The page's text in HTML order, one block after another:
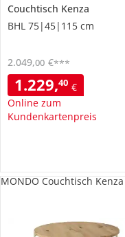
Couchtisch Kenza
BHL 75|45|115 cm
1.229,40 €
Online zum
Kundenkartenpreis
2.049,00 €***
MONDO Couchtisch Kenza